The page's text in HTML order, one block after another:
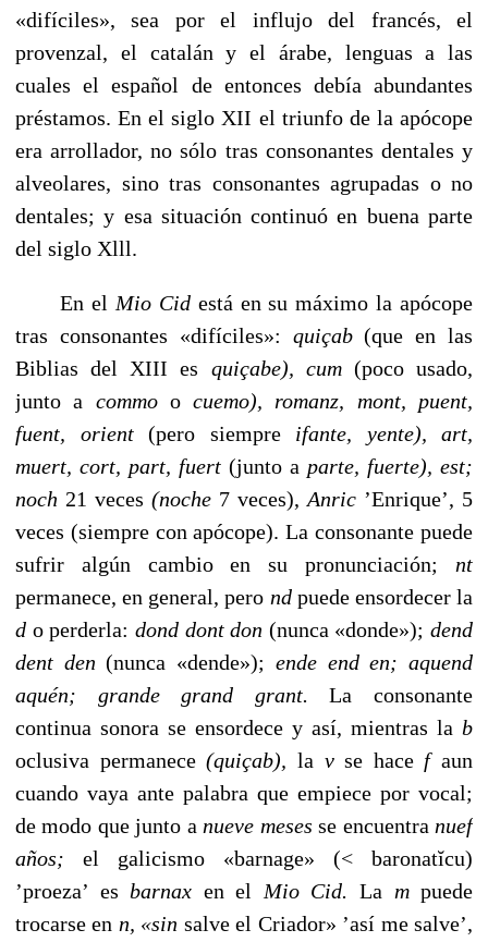
«difíciles», sea por el influjo del francés, el
provenzal, el catalán y el árabe, lenguas a las
cuales el español de entonces debía abundantes
préstamos. En el si­glo XII el triunfo de la apócope
era arrollador, no sólo tras consonantes dentales y
alveolares, sino tras consonantes agrupadas o no
dentales; y esa situación continuó en bue­na parte
del siglo Xlll.
En el Mio Cid está en su máximo la apócope
tras conso­nantes «difíciles»: quiçab(que en las
Biblias del XIII es quiçabe), cum (poco usado,
junto a commo ocuemo), romanz, mont, puent,
fuent, orient (pero siempre ifante, yente), art,
muert, cort, part, fuert (junto a parte, fuerte), est;
noch 21 veces (noche 7 veces), Anric ’Enrique’, 5
veces (siempre con apócope). La consonante puede
sufrir algún cambio en su pronunciación; nt
permanece, en general, pero nd puede ensordecer la
d o perderla: dond dont don (nunca «donde»); dend
dent den(nunca «dende»); ende enden; aquend
aquén; grande grand grant.La consonante
continua sonora se ensordece y así, mientras la b
oclusiva permanece(quiçab), la vse hace f aun
cuando vaya ante palabra que empiece por vocal;
de modo que junto a nueve mesesse encuentra nuef
años; el galicismo «barnage» (< baronatĭcu)
’proeza’ esbarnax en el Mio Cid. La mpuede
trocarse en n, «sin salve el Criador» ’así me salve’,